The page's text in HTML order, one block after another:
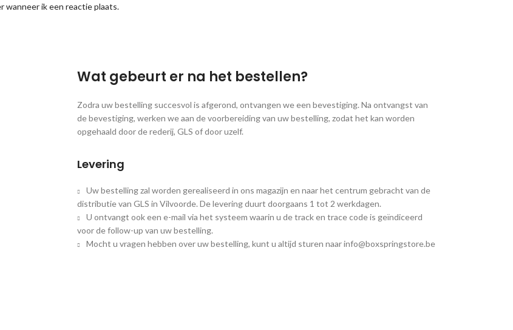
wanneer ik een reactie plaats.
Wat gebeurt er na het bestellen?
Zodra uw bestelling succesvol is afgerond, ontvangen we een bevestiging. Na ontvangst van
de bevestiging, werken we aan de voorbereiding van uw bestelling, zodat het kan worden
opgehaald door de rederij, GLS of door uzelf.
Levering
Uw bestelling zal worden gerealiseerd in ons magazijn en naar het centrum gebracht van de
distributie van GLS in Vilvoorde. De levering duurt doorgaans 1 tot 2 werkdagen.
U ontvangt ook een e-mail via het systeem waarin u de track en trace code is geïndiceerd
voor de follow-up van uw bestelling.
Mocht u vragen hebben over uw bestelling, kunt u altijd sturen naar info@boxspringstore.be